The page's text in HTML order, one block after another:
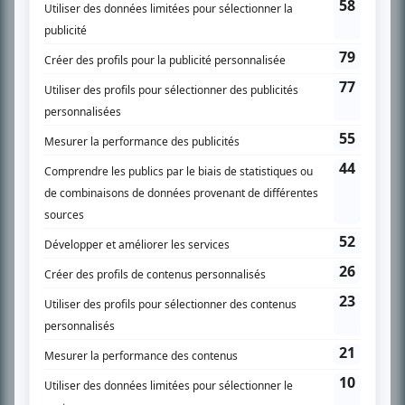
SUR LE RÉSEAU BIZZ MÉDIA
PLAN DU SITE
Accueil
Liste des oeuvres
Recherche avancée
À propos
Nous contacter
Termes et conditions
Politique de confidentialité
Gestion du consentement